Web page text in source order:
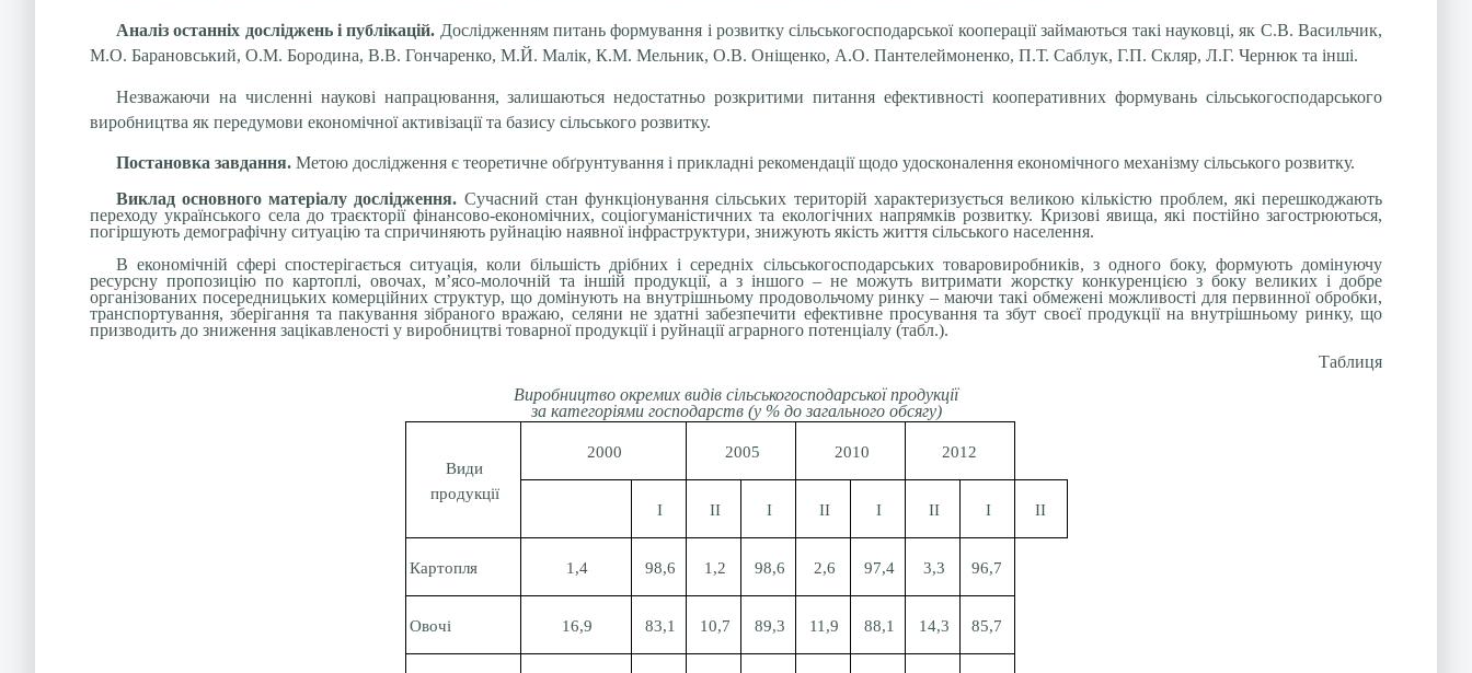
Аналіз останніх досліджень і публікацій. Дослідженням питань формування і розвитку сільськогосподарської кооперації займаються такі науковці, як С.В. Васильчик,
М.О. Барановський, О.М. Бородина, В.В. Гончаренко, М.Й. Малік, К.М. Мельник, О.В. Оніщенко, А.О. Пантелеймоненко, П.Т. Саблук, Г.П. Скляр, Л.Г. Чернюк та інші.
Незважаючи на численні наукові напрацювання, залишаються недостатньо розкритими питання ефективності кооперативних формувань сільськогосподарського
виробництва як передумови економічної активізації та базису сільського розвитку.
Постановка завдання. Метою дослідження є теоретичне обґрунтування і прикладні рекомендації щодо удосконалення економічного механізму сільського розвитку.
Виклад основного матеріалу дослідження. Сучасний стан функціонування сільських територій характеризується великою кількістю проблем, які перешкоджають
переходу українського села до траєкторії фінансово-економічних, соціогуманістичних та екологічних напрямків розвитку. Кризові явища, які постійно загострюються,
погіршують демографічну ситуацію та спричиняють руйнацію наявної інфраструктури, знижують якість життя сільського населення.
В економічній сфері спостерігається ситуація, коли більшість дрібних і середніх сільськогосподарських товаровиробників, з одного боку, формують домінуючу
ресурсну пропозицію по картоплі, овочах, м’ясо-молочній та іншій продукції, а з іншого – не можуть витримати жорстку конкуренцією з боку великих і добре
організованих посередницьких комерційних структур, що домінують на внутрішньому продовольчому ринку – маючи такі обмежені можливості для первинної обробки,
транспортування, зберігання та пакування зібраного вражаю, селяни не здатні забезпечити ефективне просування та збут своєї продукції на внутрішньому ринку, що
призводить до зниження зацікавленості у виробництві товарної продукції і руйнації аграрного потенціалу (табл.).
Таблиця
Виробництво окремих видів сільськогосподарської продукції
за категоріями господарств (у % до загального обсягу)
Види
продукції
2000 2005 2010 2012
І ІІ І ІІ І ІІ І ІІ
Картопля 1,4 98,6 1,2 98,6 2,6 97,4 3,3 96,7
Овочі 16,9 83,1 10,7 89,3 11,9 88,1 14,3 85,7